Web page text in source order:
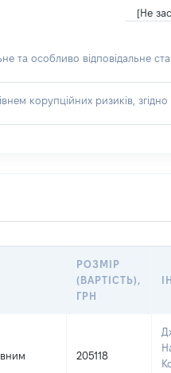
[Не
та особливо відповідальне
корупційних ризиків,
РОЗМІР
(ВАРТІСТЬ),
ГРН
205118